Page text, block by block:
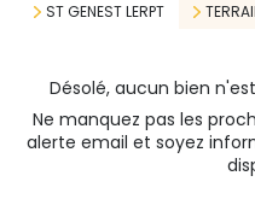
ST GENEST LERPT
Désolé, aucun bien
Ne manquez pas les
alerte email et soyez